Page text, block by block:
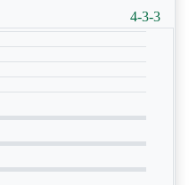
4-3-3